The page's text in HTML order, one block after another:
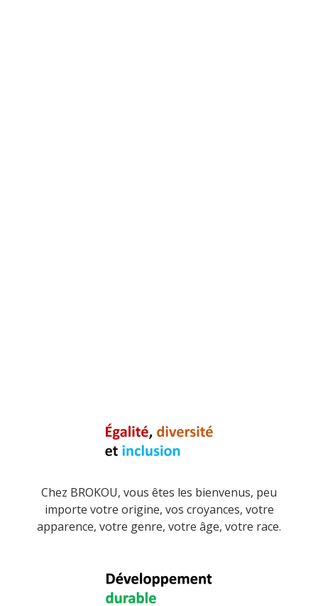
Chez BROKOU, vous êtes les bienvenus, peu
importe votre origine, vos croyances, votre
apparence, votre genre, votre âge, votre race.